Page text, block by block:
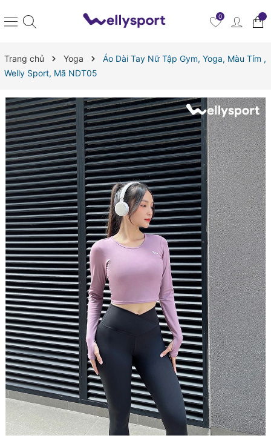
0
Trang chủ Yoga
Áo Dài Tay Nữ Tập Gym, Yoga, Màu Tím ,
Welly Sport, Mã NDT05